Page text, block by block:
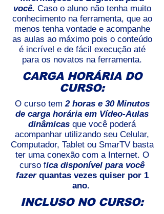
você. Caso o aluno não tenha muito
conhecimento na ferramenta, que ao
menos tenha vontade e acompanhe
as aulas ao máximo pois o conteúdo
é incrível e de fácil execução até
para os novatos na ferramenta.
CARGA HORÁRIA DO
CURSO:
O curso tem2 horas e 30 Minutos
de carga horária em Vídeo-Aulas
dinâmicas que você poderá
acompanhar utilizando seu Celular,
Computador, Tablet ou SmarTV basta
ter uma conexão com a Internet. O
curso fica disponível para você
fazer quantas vezes quiser por 1
ano.
INCLUSO NO CURSO: